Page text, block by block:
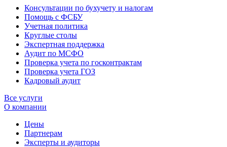
Консультации по бухучету и налогам
Помощь с ФСБУ
Учетная политика
Круглые столы
Экспертная поддержка
Аудит по МСФО
Проверка учета по госконтрактам
Проверка учета ГОЗ
Кадровый аудит
Все услуги
О компании
Цены
Партнерам
Эксперты и аудиторы